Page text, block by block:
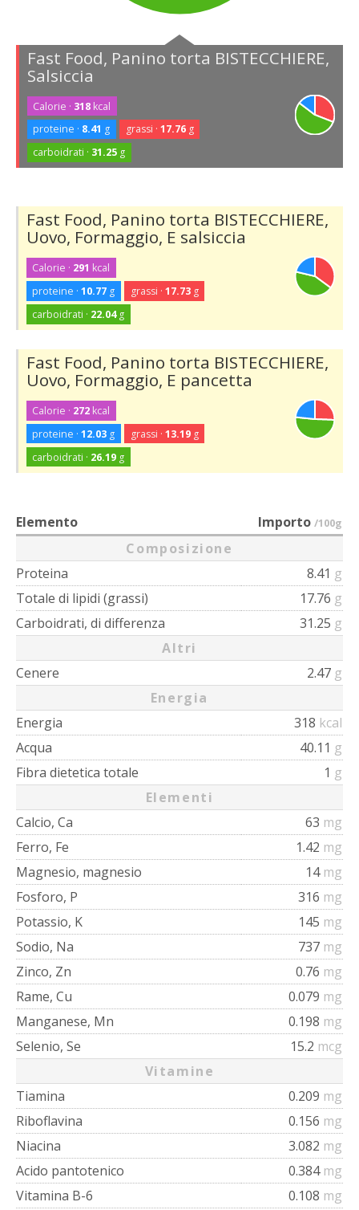
Fast Food, Panino torta BISTECCHIERE,
Salsiccia
Calorie · 318 kcal
proteine · 8.41 g grassi · 17.76g
carboidrati · 31.25 g
Fast Food, Panino torta BISTECCHIERE,
Uovo, Formaggio, E salsiccia
Calorie · 291 kcal
proteine ·10.77 g grassi · 17.73g
carboidrati · 22.04g
Fast Food, Panino torta BISTECCHIERE,
Uovo, Formaggio, E pancetta
Calorie · 272 kcal
proteine ·12.03 g grassi · 13.19g
carboidrati · 26.19 g
Elemento Importo /100g
Composizione
Proteina
8.41 g
Totale di lipidi (grassi)
17.76 g
Carboidrati, di differenza
31.25 g
Altri
Cenere
2.47 g
Energia
Energia
318 kcal
Acqua
40.11 g
Fibra dietetica totale
1 g
Elementi
Calcio, Ca
63 mg
Ferro, Fe
1.42 mg
Magnesio, magnesio
14 mg
Fosforo, P
316 mg
Potassio, K
145 mg
Sodio, Na
737 mg
Zinco, Zn
0.76 mg
Rame, Cu
0.079 mg
Manganese, Mn
0.198 mg
Selenio, Se
15.2 mcg
Vitamine
Tiamina
0.209 mg
Riboflavina
0.156 mg
Niacina
3.082 mg
Acido pantotenico
0.384 mg
Vitamina B-6
0.108 mg